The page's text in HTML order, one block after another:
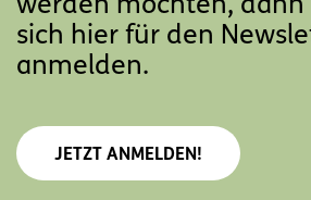
werden möchten, dann
sich hier für den
anmelden.
JETZT ANMELDEN!